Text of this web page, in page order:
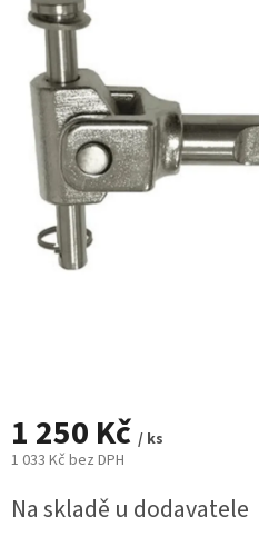
1 250 Kč / ks
1 033 Kč bez DPH
cena:
Na skladě u dodavatele